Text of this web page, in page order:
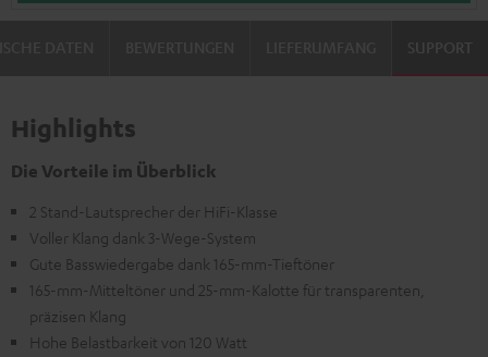
SUPPORT
Highlights
Die Vorteile im Überblick
2 Stand-Lautsprecher der HiFi-Klasse
Voller Klang dank 3-Wege-System
Gute Basswiedergabe dank 165-mm-Tieftöner
165-mm-Mitteltöner und 25-mm-Kalotte für transparenten,
präzisen Klang
Hohe Belastbarkeit von 120 Watt